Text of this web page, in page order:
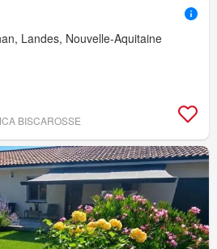
Landes, Nouvelle-Aquitaine
BISCAROSSE